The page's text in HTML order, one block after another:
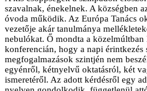
szavalnak, énekelnek. A községben
óvoda működik. Az Európa Tanács
vezetője akár tanulmánya
nebulókat. Ő mondta a közelmúltban
konferencián, hogy a napi érintkezés
megfogalmazások szintjén nem
egyénről, kétnyelvű oktatásról, két
ismeretéről. Az adott kérdésről egy